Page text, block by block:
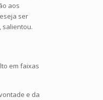
aos
ser
salientou.
em faixas
e da